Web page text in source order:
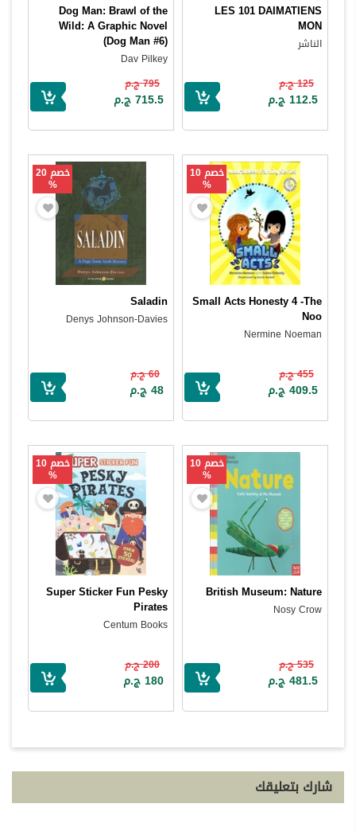
LES 101 DAIMATIENS
MON
الناشر
125 ج.م
112.5 ج.م
Dog Man: Brawl of the
Wild: A Graphic Novel
(Dog Man #6)
Dav Pilkey
795 ج.م
715.5 ج.م
خصم 10
%
Small Acts Honesty 4 -The
Noo
Nermine Noeman
455 ج.م
409.5 ج.م
خصم 20
%
Saladin
Denys Johnson-Davies
60 ج.م
48 ج.م
خصم 10
%
British Museum: Nature
Nosy Crow
535 ج.م
481.5 ج.م
خصم 10
%
Super Sticker Fun Pesky
Pirates
Centum Books
200 ج.م
180 ج.م
شارك بتعليقك